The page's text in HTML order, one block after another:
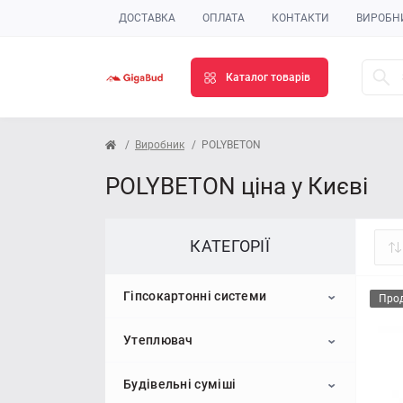
ДОСТАВКА ОПЛАТА КОНТАКТИ
Каталог товарів
Виробник POLYBETON
POLYBETON ціна у Києві
КАТЕГОРІЇ
Гіпсокартонні системи
Гіпсокартон
Стельовий гіпсокартон
Профіль для гіпсокартону
Утеплювач
Пінопласт
Будівельні суміші